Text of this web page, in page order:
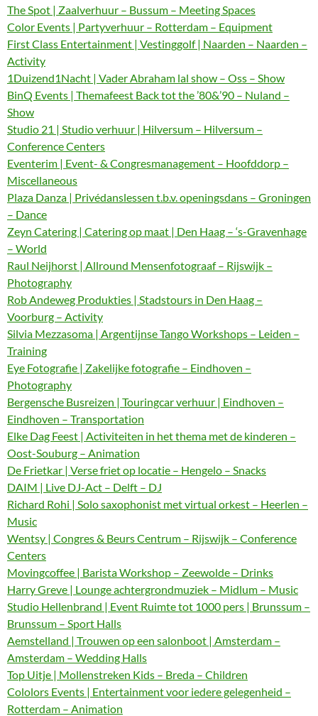
The Spot | Zaalverhuur – Bussum – Meeting Spaces
Color Events | Partyverhuur – Rotterdam – Equipment
First Class Entertainment | Vestinggolf | Naarden – Naarden –
Activity
1Duizend1Nacht | Vader Abraham lal show – Oss – Show
BinQ Events | Themafeest Back tot the ’80&’90 – Nuland –
Show
Studio 21 | Studio verhuur | Hilversum – Hilversum –
Conference Centers
Eventerim | Event- & Congresmanagement – Hoofddorp –
Miscellaneous
Plaza Danza | Privédanslessen t.b.v. openingsdans – Groningen
– Dance
Zeyn Catering | Catering op maat | Den Haag – ‘s-Gravenhage
– World
Raul Neijhorst | Allround Mensenfotograaf – Rijswijk –
Photography
Rob Andeweg Produkties | Stadstours in Den Haag –
Voorburg – Activity
Silvia Mezzasoma | Argentijnse Tango Workshops – Leiden –
Training
Eye Fotografie | Zakelijke fotografie – Eindhoven –
Photography
Bergensche Busreizen | Touringcar verhuur | Eindhoven –
Eindhoven – Transportation
Elke Dag Feest | Activiteiten in het thema met de kinderen –
Oost-Souburg – Animation
De Frietkar | Verse friet op locatie – Hengelo – Snacks
DAIM | Live DJ-Act – Delft – DJ
Richard Rohi | Solo saxophonist met virtual orkest – Heerlen –
Music
Wentsy | Congres & Beurs Centrum – Rijswijk – Conference
Centers
Movingcoffee | Barista Workshop – Zeewolde – Drinks
Harry Greve | Lounge achtergrondmuziek – Midlum – Music
Studio Hellenbrand | Event Ruimte tot 1000 pers | Brunssum –
Brunssum – Sport Halls
Aemstelland | Trouwen op een salonboot | Amsterdam –
Amsterdam – Wedding Halls
Top Uitje | Mollenstreken Kids – Breda – Children
Cololors Events | Entertainment voor iedere gelegenheid –
Rotterdam – Animation